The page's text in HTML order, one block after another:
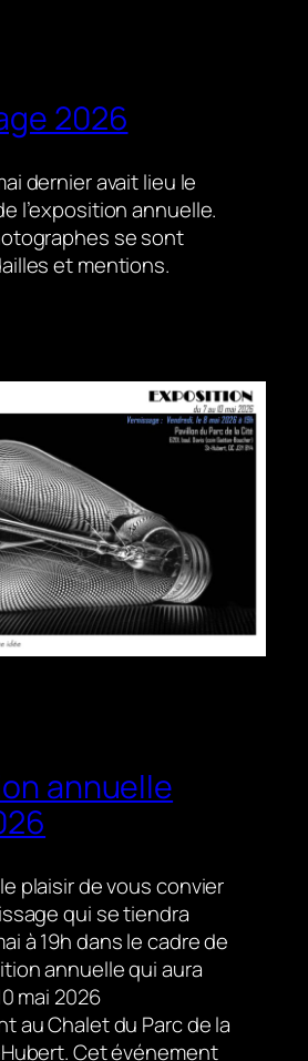
2026
dernier avait lieu le
l’exposition annuelle.
se sont
et mentions.
annuelle
plaisir de vous convier
qui se tiendra
à 19h dans le cadre de
annuelle qui aura
mai 2026
au Chalet du Parc de la
Cet événement